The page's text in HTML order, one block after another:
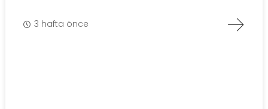
3 hafta önce